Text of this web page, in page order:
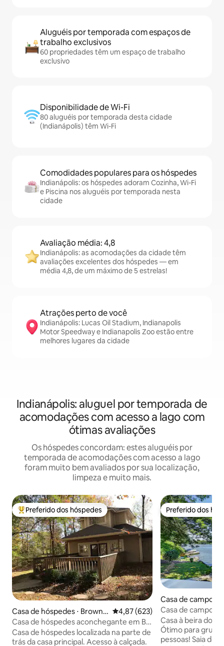
Aluguéis por temporada com espaços de
trabalho exclusivos
60 propriedades têm um espaço de trabalho
exclusivo
Disponibilidade de Wi-Fi
80 aluguéis por temporada desta cidade
(Indianápolis) têm Wi-Fi
Comodidades populares para os hóspedes
Indianápolis: os hóspedes adoram Cozinha, Wi-Fi
e Piscina nos aluguéis por temporada nesta
cidade
Avaliação média: 4,8
Indianápolis: as acomodações da cidade têm
avaliações excelentes dos hóspedes — em
média 4,8, de um máximo de 5 estrelas!
Atrações perto de você
Indianápolis: Lucas Oil Stadium, Indianapolis
Motor Speedway e Indianapolis Zoo estão entre
melhores lugares da cidade
Indianápolis: aluguel por temporada de
acomodações com acesso a lago com
ótimas avaliações
Os hóspedes concordam: estes aluguéis por
temporada de acomodações com acesso a lago
foram muito bem avaliados por sua localização,
limpeza e muito mais.
Entre os melhores preferidos dos hóspedes
Preferido dos hóspedes
Casa de hóspedes ⋅ Browns
burg
4,87 de uma avaliação média de
4,87 (623)
Casa de hóspedes aconchegante em Big
Woods
Casa de hóspedes localizada na parte de
trás da casa principal. Acesso à calçada.
Preferido dos
Preferido dos
Casa de campo ⋅
Casa de campo à
reservatório
Casa à beira do
Ótimo para
pessoas! Saia do porão.